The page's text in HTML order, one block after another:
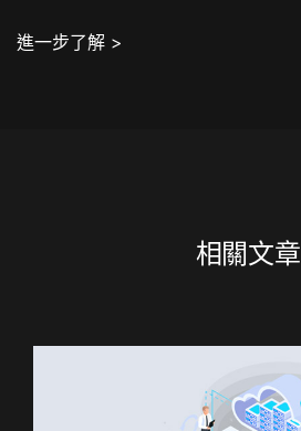
進一步了解 >
相關文章